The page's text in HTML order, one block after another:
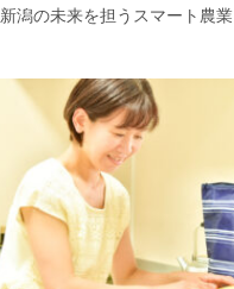
新潟の未来を担うスマート農業